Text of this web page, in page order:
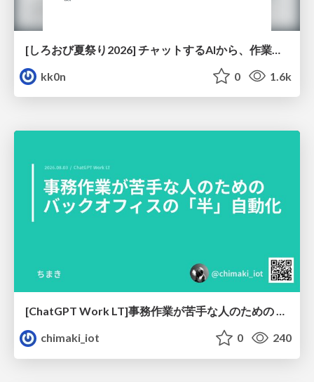
kk0n
0 1.6k
[ChatGPT Work LT]事務作業が苦手な人のための バックオフィスの「半」自動化
chimaki_iot
0 240